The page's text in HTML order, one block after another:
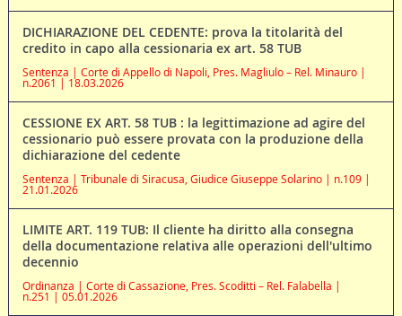
DICHIARAZIONE DEL CEDENTE: prova la titolarità del
credito in capo alla cessionaria ex art. 58 TUB
Sentenza | Corte di Appello di Napoli, Pres. Magliulo – Rel. Minauro |
n.2061 | 18.03.2026
CESSIONE EX ART. 58 TUB : la legittimazione ad agire del
cessionario può essere provata con la produzione della
dichiarazione del cedente
Sentenza | Tribunale di Siracusa, Giudice Giuseppe Solarino | n.109 |
21.01.2026
LIMITE ART. 119 TUB: Il cliente ha diritto alla consegna
della documentazione relativa alle operazioni dell'ultimo
decennio
Ordinanza | Corte di Cassazione, Pres. Scoditti – Rel. Falabella |
n.251 | 05.01.2026